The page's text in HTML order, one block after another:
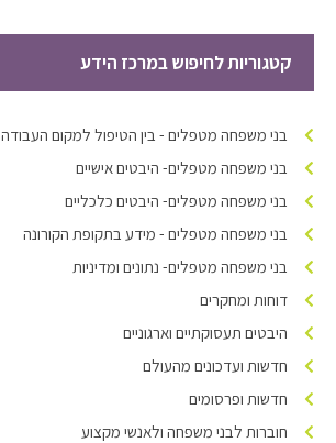
קטגוריות לחיפוש במרכז הידע
בני משפחה מטפלים - בין הטיפול למקום העבודה
בני משפחה מטפלים- היבטים אישיים
בני משפחה מטפלים- היבטים כלכליים
בני משפחה מטפלים - מידע בתקופת הקורונה
בני משפחה מטפלים- נתונים ומדיניות
דוחות ומחקרים
היבטים תעסוקתיים וארגוניים
חדשות ועדכונים מהעולם
חדשות ופרסומים
חוברות לבני משפחה ולאנשי מקצוע